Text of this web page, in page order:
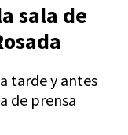
sala de
tarde y antes
de prensa